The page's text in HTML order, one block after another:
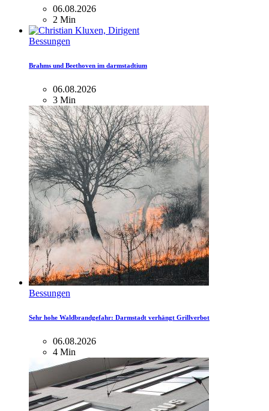
06.08.2026
2 Min
Bessungen
Brahms und Beethoven im darmstadtium
06.08.2026
3 Min
Bessungen
Sehr hohe Waldbrandgefahr: Darmstadt verhängt Grillverbot
06.08.2026
4 Min